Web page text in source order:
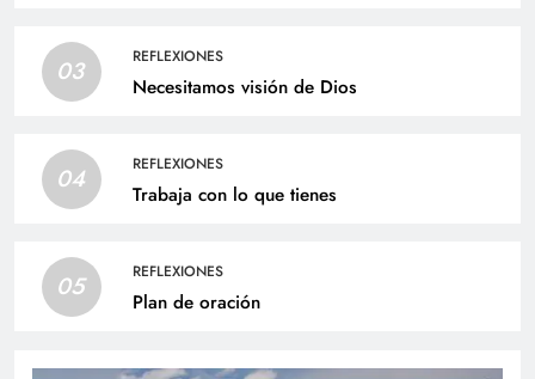
03 REFLEXIONES
Necesitamos visión de Dios
04 REFLEXIONES
Trabaja con lo que tienes
05 REFLEXIONES
Plan de oración